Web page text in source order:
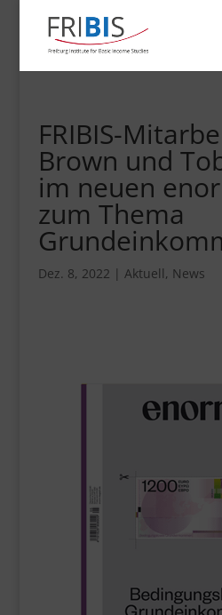
FRIBIS-
Brown und
im neuen
zum Thema
Dez. 8, 2022 | Aktuell, News